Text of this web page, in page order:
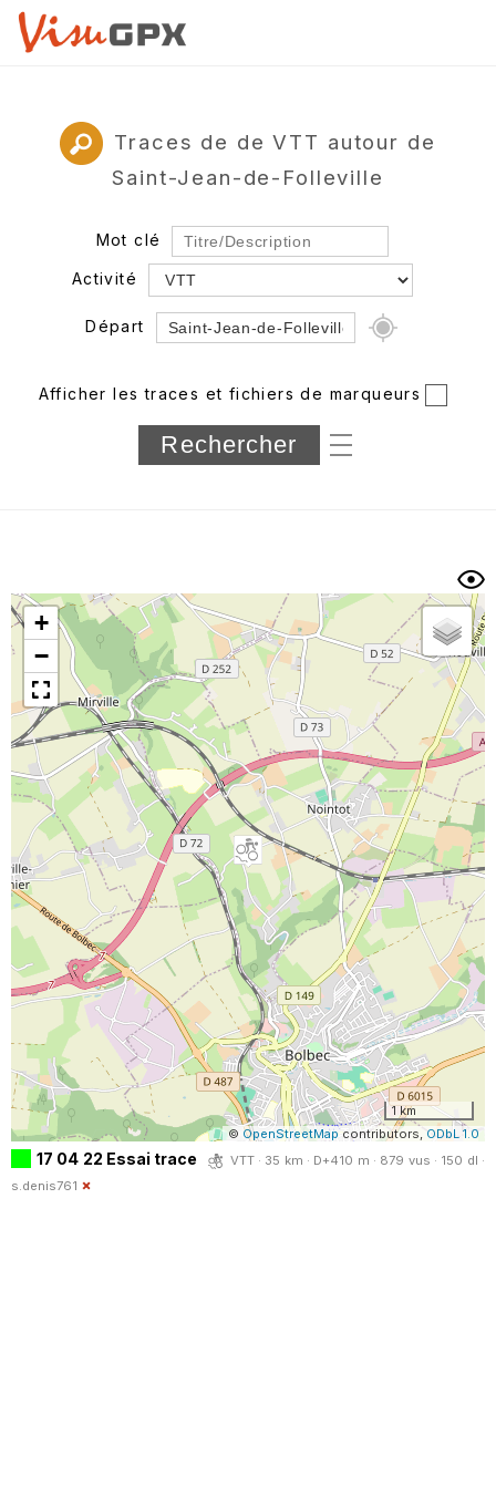
Traces de de VTT autour de
Saint-Jean-de-Folleville
Mot clé
Activité
Départ
Département
Longueur min/max
Trier par
Horodatage Photos
Afficher les traces et fichiers de marqueurs
+
−
1 km
© OpenStreetMapcontributors, ODbL 1.0
17 04 22 Essai trace
VTT · 35 km · D+410 m · 879 vus · 150 dl ·
s.denis761